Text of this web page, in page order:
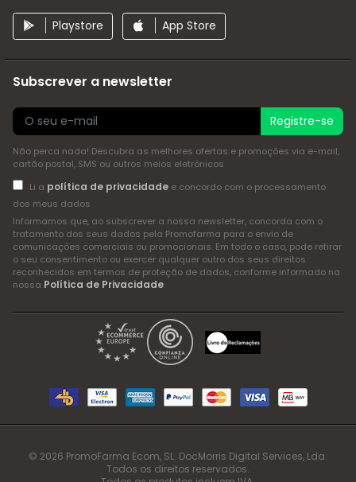
Playstore App Store
Subscrever a newsletter
Registre-se
Não perca nada! Descubra as melhores ofertas e promoções via e-mail,
cartão postal, SMS ou outros meios eletrónicos
Li a política de privacidadee concordo com o processamento
dos meus dados
Informamos que, ao subscrever a nossa newsletter, concorda com o
tratamento dos seus dados pela Promofarma para o envio de
comunicações comerciais ou promocionais. Em todo o caso, pode retirar
o seu consentimento ou exercer qualquer outro dos seus direitos
reconhecidos em termos de proteção de dados, conforme informado na
nossa Política de Privacidade.
© 2026 PromoFarma Ecom, SL. DocMorris Digital Services, Lda.
Todos os direitos reservados.